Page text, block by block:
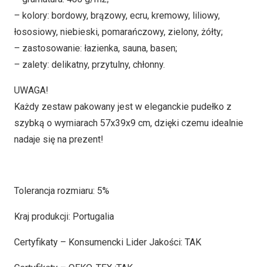
– kolory: bordowy, brązowy, ecru, kremowy, liliowy,
łososiowy, niebieski, pomarańczowy, zielony, żółty;
– zastosowanie: łazienka, sauna, basen;
– zalety: delikatny, przytulny, chłonny.
UWAGA!
Każdy zestaw pakowany jest w eleganckie pudełko z
szybką o wymiarach 57x39x9 cm, dzięki czemu idealnie
nadaje się na prezent!
Tolerancja rozmiaru: 5%
Kraj produkcji: Portugalia
Certyfikaty – Konsumencki Lider Jakości: TAK